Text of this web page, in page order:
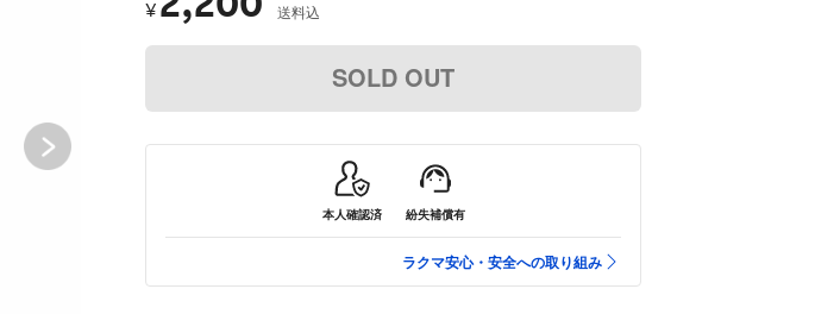
¥ 送料込
SOLD OUT
本人確認済 紛失補償有
ラクマ安心・安全への取り組み